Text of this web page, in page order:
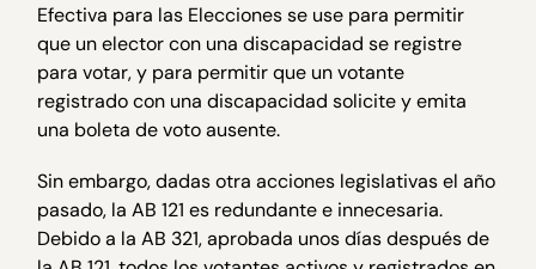
Efectiva para las Elecciones se use para permitir
que un elector con una discapacidad se registre
para votar, y para permitir que un votante
registrado con una discapacidad solicite y emita
una boleta de voto ausente.
Sin embargo, dadas otra acciones legislativas el año
pasado, la AB 121 es redundante e innecesaria.
Debido a la AB 321, aprobada unos días después de